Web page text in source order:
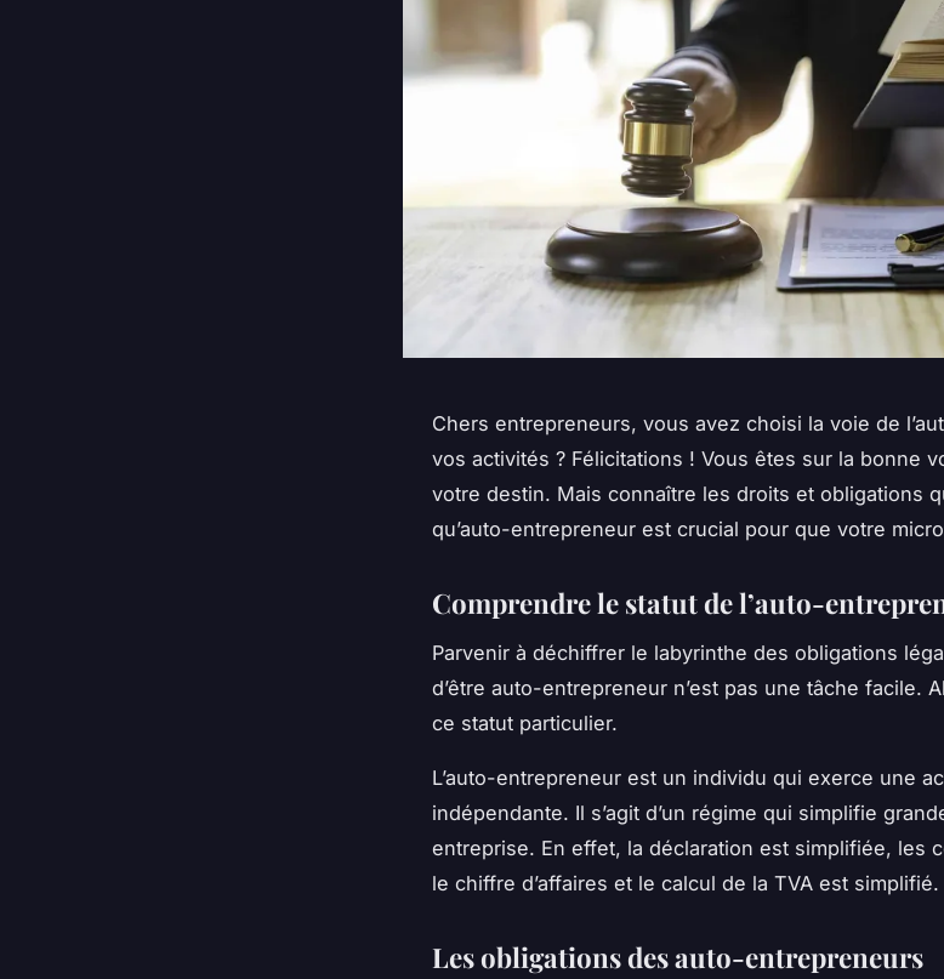
Chers entrepreneurs, vous avez choisi la voie de
vos activités ? Félicitations ! Vous êtes sur la bonne
votre destin. Mais connaître les droits et obligations
qu’auto-entrepreneur est crucial pour que votre
Comprendre le statut de l’auto-
Parvenir à déchiffrer le labyrinthe des obligations
d’être auto-entrepreneur n’est pas une tâche facile.
ce statut particulier.
L’auto-entrepreneur est un individu qui exerce une
indépendante. Il s’agit d’un régime qui simplifie
entreprise. En effet, la déclaration est simplifiée, les
le chiffre d’affaires et le calcul de la TVA est simplifié.
Les obligations des auto-entrepreneurs